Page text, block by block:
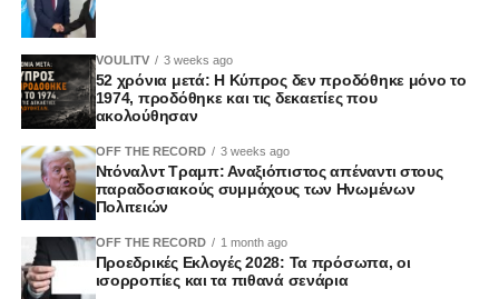
VOULITV 3 weeks ago
52 χρόνια μετά: Η Κύπρος δεν προδόθηκε μόνο το
1974, προδόθηκε και τις δεκαετίες που
ακολούθησαν
OFF THE RECORD 3 weeks ago
Ντόναλντ Τραμπ: Αναξιόπιστος απέναντι στους
παραδοσιακούς συμμάχους των Ηνωμένων
Πολιτειών
OFF THE RECORD 1 month ago
Προεδρικές Εκλογές 2028: Τα πρόσωπα, οι
ισορροπίες και τα πιθανά σενάρια